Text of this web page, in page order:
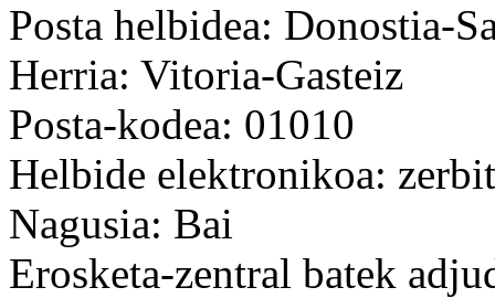
Posta helbidea: Donostia-
Herria: Vitoria-Gasteiz
Posta-kodea: 01010
Helbide elektronikoa:
Nagusia: Bai
Erosketa-zentral batek